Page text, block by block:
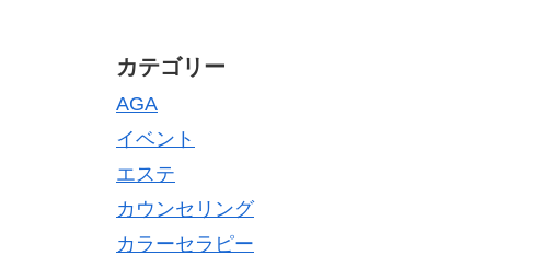
カテゴリー
AGA
イベント
エステ
カウンセリング
カラーセラピー